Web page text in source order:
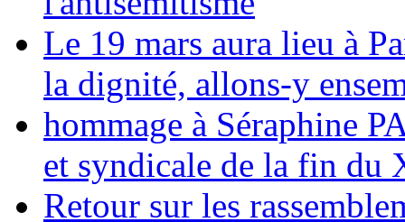
Le 19 mars aura lieu à
la dignité, allons-y
hommage à Séraphine
et syndicale de la fin du
Retour sur les